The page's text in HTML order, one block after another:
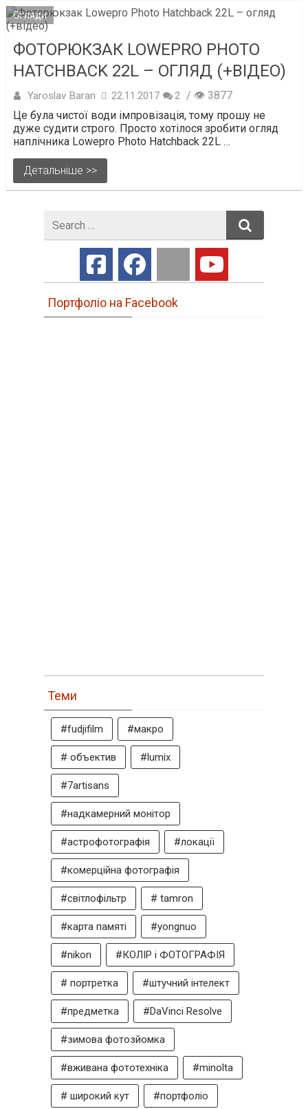
Огляди
ФОТОРЮКЗАК LOWEPRO PHOTO
HATCHBACK 22L – ОГЛЯД (+ВІДЕО)
Yaroslav Baran 22.11.2017 2 / 👁 3877
Це була чистої води імпровізація, тому прошу не
дуже судити строго. Просто хотілося зробити огляд
наплічника Lowepro Photo Hatchback 22L …
Детальніше >>
for
Портфоліо на Facebook
Теми
#fudjifilm #макро
# объектив #lumix
#7artisans
#надкамерний монітор
#астрофотографія #локації
#комерційна фотографія
#світлофільтр # tamron
#карта памяті #yongnuo
#nikon #КОЛІР і ФОТОГРАФІЯ
# портретка #штучний інтелект
#предметка #DaVinci Resolve
#зимова фотозйомка
#вживана фототехніка #minolta
# широкий кут #портфоліо